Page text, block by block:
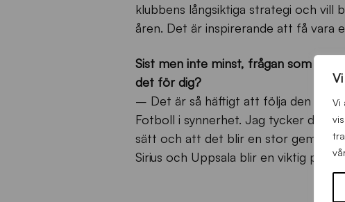
Vi
klubbens långsiktiga strategi och vill
åren. Det är inspirerande att få vara
Sist men inte minst, frågan som alla
det för dig?
– Det är så häftigt att följa den
Fotboll i synnerhet. Jag tycker det
sätt och att det blir en stor
Sirius och Uppsala blir en viktig